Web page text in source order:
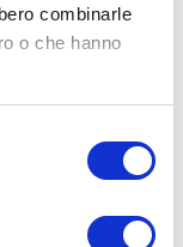
combinarle
o che hanno
ad
maggiore